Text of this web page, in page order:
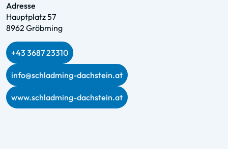
Adresse
Hauptplatz 57
8962 Gröbming
+43 3687 23310
info@schladming-dachstein.at
www.schladming-dachstein.at